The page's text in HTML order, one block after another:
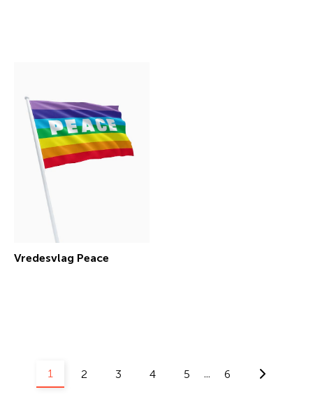
Vredesvlag Peace
1 2 3 4 5 ... 6